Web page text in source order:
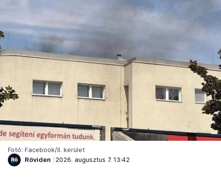
Fotó: Facebook/II. kerület
Röviden
2026. augusztus 7. 13:42